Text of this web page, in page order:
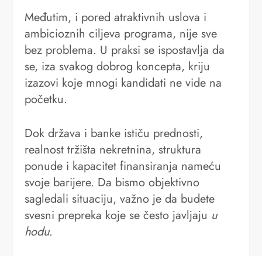
Međutim, i pored atraktivnih uslova i
ambicioznih ciljeva programa, nije sve
bez problema. U praksi se ispostavlja da
se, iza svakog dobrog koncepta, kriju
izazovi koje mnogi kandidati ne vide na
početku.
Dok država i banke ističu prednosti,
realnost tržišta nekretnina, struktura
ponude i kapacitet finansiranja nameću
svoje barijere. Da bismo objektivno
sagledali situaciju, važno je da budete
svesni prepreka koje se često javljaju u
hodu.